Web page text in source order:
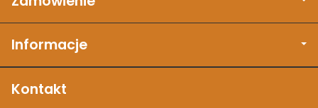
Informacje
Kontakt